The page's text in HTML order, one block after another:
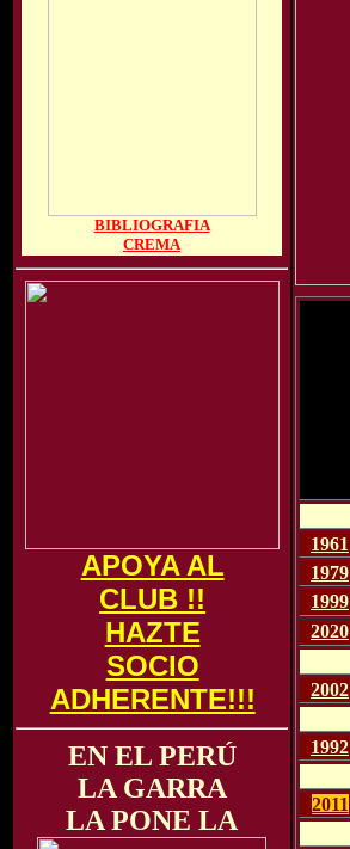
BIBLIOGRAFIA
CREMA
APOYA AL
CLUB !!
HAZTE
SOCIO
ADHERENTE!!!
EN EL PERÚ
LA GARRA
LA PONE LA
1961
1979
1999
2020
2002
1992
2011